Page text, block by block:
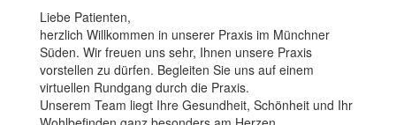
Liebe Patienten,
herzlich Willkommen in unserer Praxis im Münchner
Süden. Wir freuen uns sehr, Ihnen unsere Praxis
vorstellen zu dürfen. Begleiten Sie uns auf einem
virtuellen Rundgang durch die Praxis.
Unserem Team liegt Ihre Gesundheit, Schönheit und Ihr